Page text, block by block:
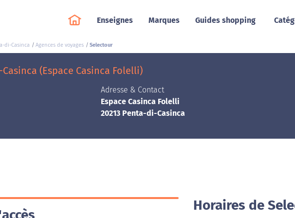
Enseignes Marques Guides shopping
di-Casinca Agences de voyages Selectour
(Espace Casinca Folelli)
Adresse & Contact
Espace Casinca Folelli
20213 Penta-di-Casinca
Horaires de